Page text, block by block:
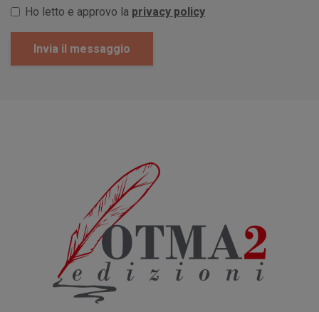
Ho letto e approvo la privacy policy
Invia il messaggio